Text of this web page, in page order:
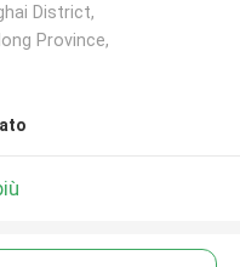
District,
Province,